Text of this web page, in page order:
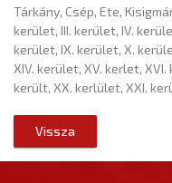
Tárkány, Csép, Ete,
kerület, III. kerület, IV.
kerület, IX. kerület, X.
XIV. kerület, XV. kerlet,
került, XX. kerlület, XXI.
Vissza